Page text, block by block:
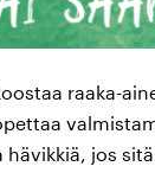
raaka-
jos